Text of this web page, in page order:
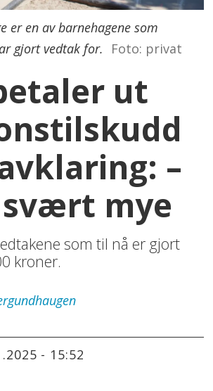
er en av barnehagene som
gjort vedtak for.
Foto: privat
ut
–
mye
som til nå er gjort
kroner.
- 15:52